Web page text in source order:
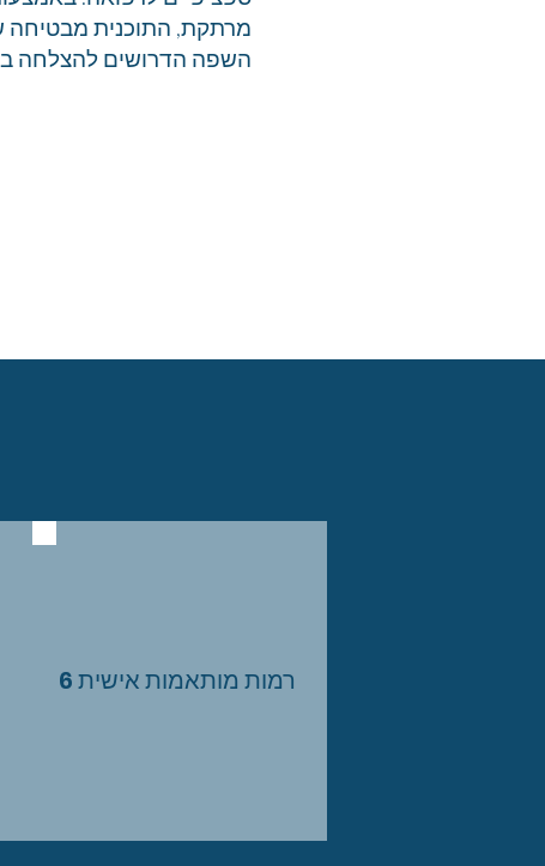
מרתקת, התוכנית מבטיחה
השפה הדרושים להצלחה
6 רמות מותאמות אישית